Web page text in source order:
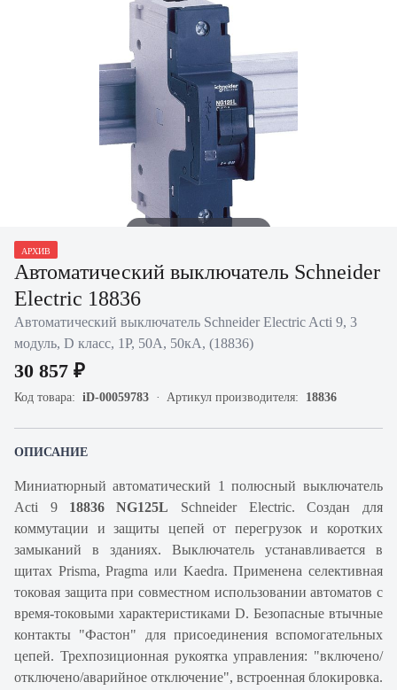
Нажать для увеличения
АРХИВ
Автоматический выключатель Schneider
Electric 18836
Автоматический выключатель Schneider Electric Acti 9, 3
модуль, D класс, 1P, 50А, 50кА, (18836)
30 857 ₽
Код товара: iD-00059783 Артикул производителя: 18836
ОПИСАНИЕ
Миниатюрный автоматический 1 полюсный выключатель
Acti 9 18836 NG125L Schneider Electric. Создан для
коммутации и защиты цепей от перегрузок и коротких
замыканий в зданиях. Выключатель устанавливается в
щитах Prisma, Pragma или Kaedra. Применена селективная
токовая защита при совместном использовании автоматов с
время-токовыми характеристиками D. Безопасные втычные
контакты "Фастон" для присоединения вспомогательных
цепей. Трехпозиционная рукоятка управления: "включено/
отключено/аварийное отключение", встроенная блокировка.